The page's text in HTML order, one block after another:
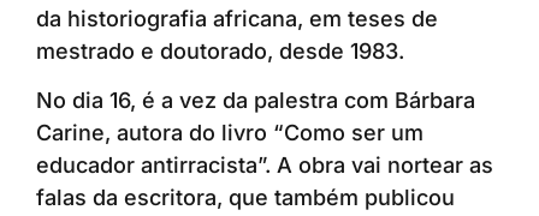
da historiografia africana, em teses de
mestrado e doutorado, desde 1983.
No dia 16, é a vez da palestra com Bárbara
Carine, autora do livro “Como ser um
educador antirracista”. A obra vai nortear as
falas da escritora, que também publicou